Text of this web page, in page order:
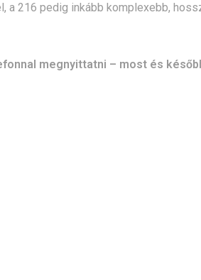
216 pedig inkább komplexebb,
megnyittatni – most és